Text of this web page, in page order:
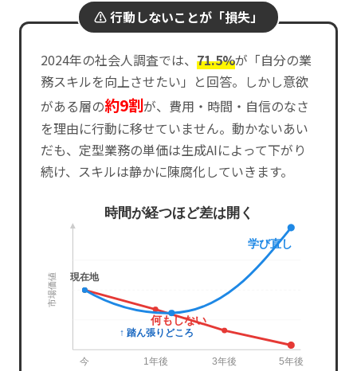
⚠️ 行動しないことが「損失」
2024年の社会人調査では、 71.5%が「自分の業
務スキルを向上させたい」と回答。しかし意欲
がある層の約9割が、費用・時間・自信のなさ
を理由に行動に移せていません。動かないあい
だも、定型業務の単価は生成AIによって下がり
続け、スキルは静かに陳腐化していきます。
時間が経つほど差は開く
市場価値 現在地
何もしない
学び直し
↑ 踏ん張りどころ
今 1年後 3年後 5年後